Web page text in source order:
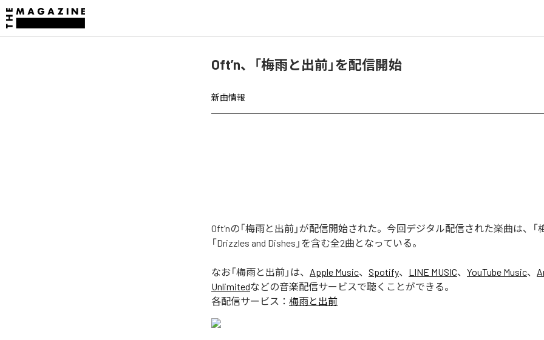
Oft’n、「梅雨と出前」を配信開始
新曲情報
Oft’nの「梅雨と出前」が配信開始された。今回デジタル配信された楽曲は、「
「Drizzles and Dishes」を含む全2曲となっている。
なお「梅雨と出前 」は、 Apple Music、 Spotify、 LINE MUSIC、 YouTube Music、
Unlimitedなどの音楽配信サービスで聴くことができる。
各配信サービス： 梅雨と出前